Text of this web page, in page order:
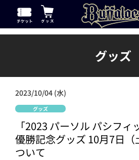
グッズ
2023/10/04 (水)
グッズ
「2023 パーソル パシフィ
優勝記念グッズ 10月7日（
ついて